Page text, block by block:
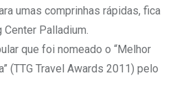
umas comprinhas rápidas, fica
Palladium.
que foi nomeado o “Melhor
(TTG Travel Awards 2011) pelo